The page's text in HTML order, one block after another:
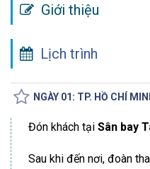
Giới thiệu
Lịch trình
NGÀY 01: TP. HỒ CHÍ
Đón khách tại Sân bay
Sau khi đến nơi, đoàn